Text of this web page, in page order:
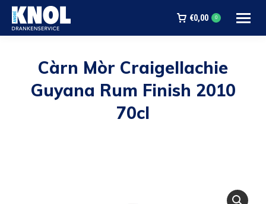
€0,00 0
Càrn Mòr Craigellachie
Guyana Rum Finish 2010
70cl